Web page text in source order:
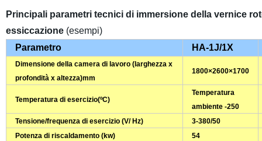
Principali parametri tecnici di immersione della vernice
essiccazione(esempi)
Parametro
HA-1J/1X
Dimensione della camera di lavoro (larghezza x
profondità x altezza)mm
1800×2600×1700
Temperatura di esercizio(ºC)
Temperatura
ambiente -250
Tensione/frequenza di esercizio(V/ Hz)
3-380/50
Potenza di riscaldamento(kw)
54